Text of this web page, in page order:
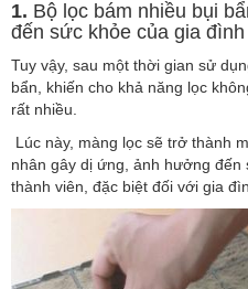
1. Bộ lọc bám nhiều bụi
đến sức khỏe của gia đình
Tuy vậy, sau một thời gian sử
bẩn, khiến cho khả năng lọc
rất nhiều.
Lúc này, màng lọc sẽ trở thành
nhân gây dị ứng, ảnh hưởng
thành viên, đặc biệt đối với gia